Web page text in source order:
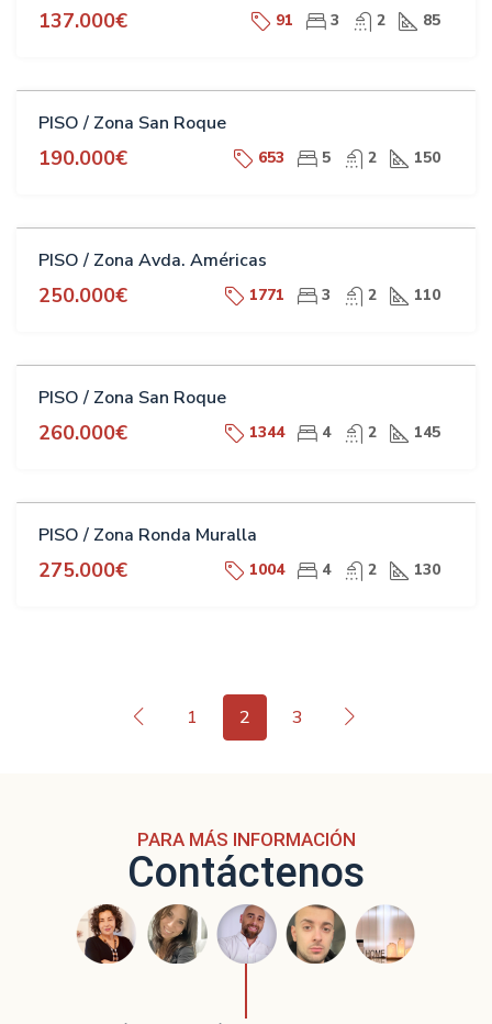
137.000€ 91 3 2 85
PISO / Zona San Roque
190.000€ 653 5 2 150
PISO / Zona Avda. Américas
250.000€ 1771 3 2 110
PISO / Zona San Roque
260.000€ 1344 4 2 145
PISO / Zona Ronda Muralla
275.000€ 1004 4 2 130
1 2 3
PARA MÁS INFORMACIÓN
Contáctenos